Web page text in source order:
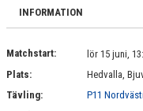
BILDGALLERI
KONTAKT
INFORMATION
Matchstart:
lör 15 juni,
Plats:
Hedvalla,
Tävling:
P11